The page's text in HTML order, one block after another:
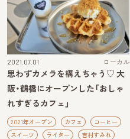
2021.07.01 ローカル
思わずカメラを構えちゃう♡ 大
阪・鶴橋にオープンした「おしゃ
れすぎるカフェ」
2021年オープン カフェ
コーヒー
スイーツ
ライター
吉村すみれ